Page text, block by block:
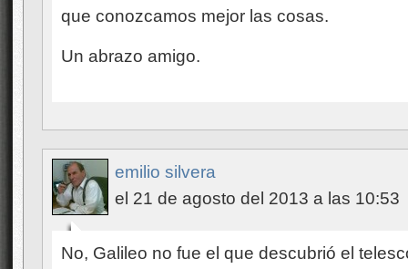
que conozcamos mejor las cosas.
Un abrazo amigo.
emilio silvera
el 21 de agosto del 2013 a las 10:53
No, Galileo no fue el que descubrió el